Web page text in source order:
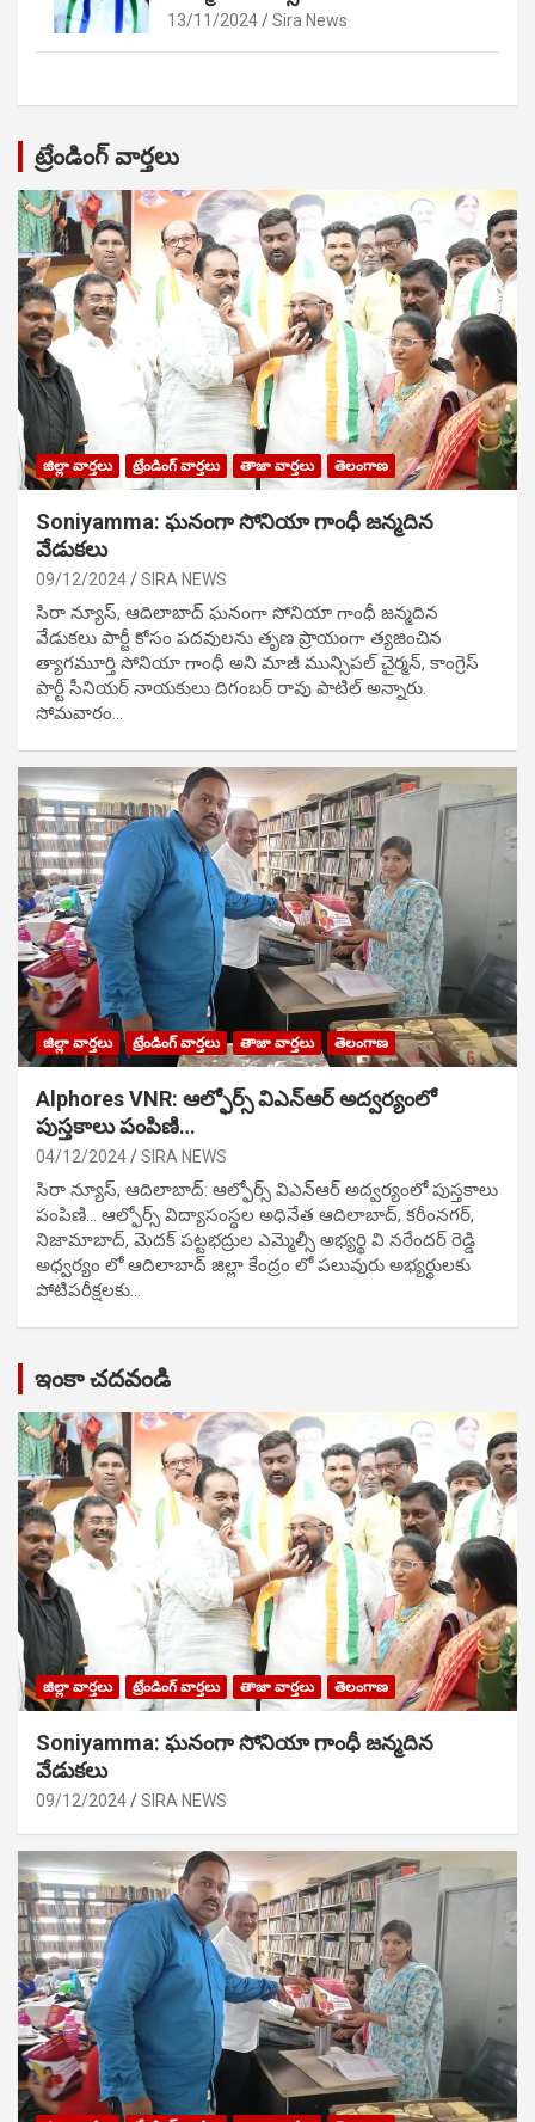
13/11/2024 Sira News
ట్రేండింగ్ వార్తలు
జిల్లా వార్తలు ట్రేండింగ్ వార్తలు తాజా వార్తలు తెలంగాణ
Soniyamma: ఘ‌నంగా సోనియా గాంధీ జ‌న్మ‌దిన
వేడుక‌లు
09/12/2024 SIRA NEWS
సిరా న్యూస్, ఆదిలాబాద్ ఘ‌నంగా సోనియా గాంధీ జ‌న్మ‌దిన
వేడుక‌లు పార్టీ కోసం ప‌ద‌వుల‌ను తృణ ప్రాయంగా త్య‌జించిన
త్యాగమూర్తి సోనియా గాంధీ అని మాజీ మున్సిప‌ల్ చైర్మ‌న్, కాంగ్రెస్
పార్టీ సీనియ‌ర్ నాయ‌కులు దిగంబ‌ర్ రావు పాటిల్ అన్నారు.
సోమవారం…
జిల్లా వార్తలు ట్రేండింగ్ వార్తలు తాజా వార్తలు తెలంగాణ
Alphores VNR: ఆల్ఫోర్స్ విఎన్ఆర్ అద్వర్యంలో
పుస్తకాలు పంపిణి…
04/12/2024 SIRA NEWS
సిరా న్యూస్, ఆదిలాబాద్: ఆల్ఫోర్స్ విఎన్ఆర్ అద్వర్యంలో పుస్తకాలు
పంపిణి… ఆల్ఫోర్స్ విద్యాసంస్థల అధినేత ఆదిలాబాద్, కరీంనగర్,
నిజామాబాద్, మెదక్ పట్టభద్రుల ఎమ్మెల్సీ అభ్యర్థి వి నరేందర్ రెడ్డి
అధ్వర్యం లో ఆదిలాబాద్ జిల్లా కేంద్రం లో పలువురు అభ్యర్థులకు
పోటిప‌రీక్ష‌ల‌కు…
ఇంకా చదవండి
జిల్లా వార్తలు ట్రేండింగ్ వార్తలు తాజా వార్తలు తెలంగాణ
Soniyamma: ఘ‌నంగా సోనియా గాంధీ జ‌న్మ‌దిన
వేడుక‌లు
09/12/2024 SIRA NEWS